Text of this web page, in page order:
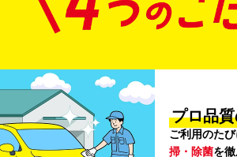
新
登録から4年